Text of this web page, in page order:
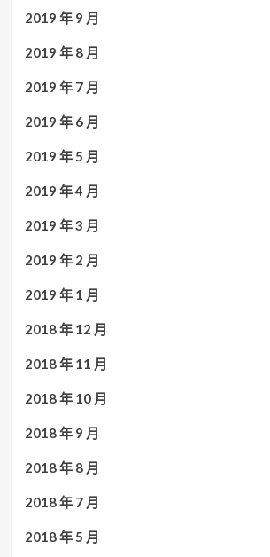
2019 年 9 月
2019 年 8 月
2019 年 7 月
2019 年 6 月
2019 年 5 月
2019 年 4 月
2019 年 3 月
2019 年 2 月
2019 年 1 月
2018 年 12 月
2018 年 11 月
2018 年 10 月
2018 年 9 月
2018 年 8 月
2018 年 7 月
2018 年 5 月